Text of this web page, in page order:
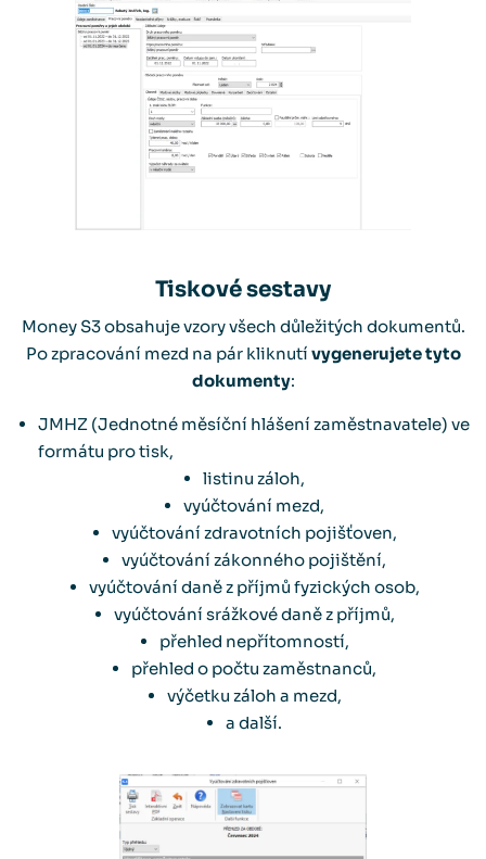
Tiskové sestavy
Money S3 obsahuje vzory všech důležitých dokumentů.
Po zpracování mezd na pár kliknutí vygenerujete tyto
dokumenty:
JMHZ (Jednotné měsíční hlášení zaměstnavatele) ve
formátu pro tisk,
listinu záloh,
vyúčtování mezd,
vyúčtování zdravotních pojišťoven,
vyúčtování zákonného pojištění,
vyúčtování daně z příjmů fyzických osob,
vyúčtování srážkové daně z příjmů,
přehled nepřítomností,
přehled o počtu zaměstnanců,
výčetku záloh a mezd,
a další.